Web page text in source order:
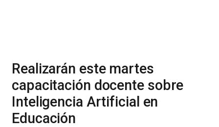
Realizarán este martes
capacitación docente sobre
Inteligencia Artificial en
Educación